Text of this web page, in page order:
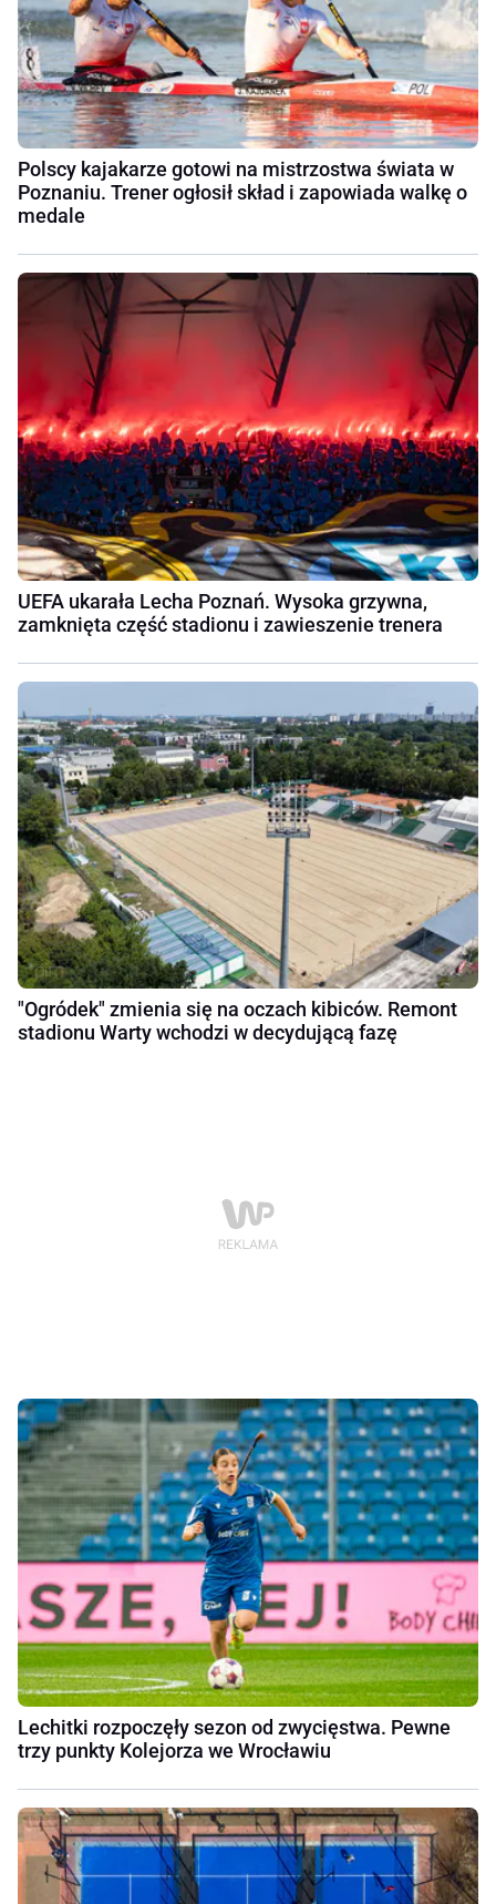
Polscy kajakarze gotowi na mistrzostwa świata w
Poznaniu. Trener ogłosił skład i zapowiada walkę o
medale
UEFA ukarała Lecha Poznań. Wysoka grzywna,
zamknięta część stadionu i zawieszenie trenera
"Ogródek" zmienia się na oczach kibiców. Remont
stadionu Warty wchodzi w decydującą fazę
Lechitki rozpoczęły sezon od zwycięstwa. Pewne
trzy punkty Kolejorza we Wrocławiu